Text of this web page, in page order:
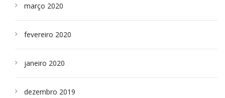
março 2020
fevereiro 2020
janeiro 2020
dezembro 2019